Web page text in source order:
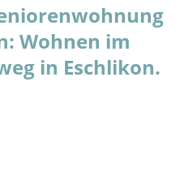
Wohnen im
in Eschlikon.